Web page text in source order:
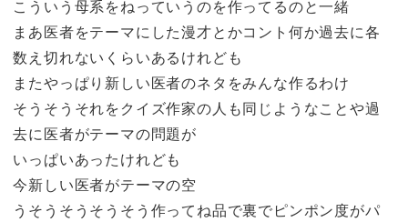
こういう母系をねっていうのを作ってるのと一緒
まあ医者をテーマにした漫才とかコント何か過去に各
数え切れないくらいあるけれども
またやっぱり新しい医者のネタをみんな作るわけ
そうそうそれをクイズ作家の人も同じようなことや過
去に医者がテーマの問題が
いっぱいあったけれども
今新しい医者がテーマの空
うそうそうそうそう作ってね品で裏でピンポン度がパ